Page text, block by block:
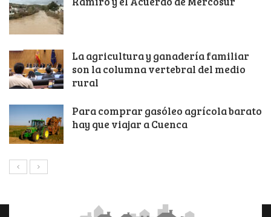
La agricultura y ganadería familiar
son la columna vertebral del medio
rural
Para comprar gasóleo agrícola barato
hay que viajar a Cuenca